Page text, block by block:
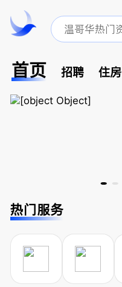
首页 招聘 住房
热门服务